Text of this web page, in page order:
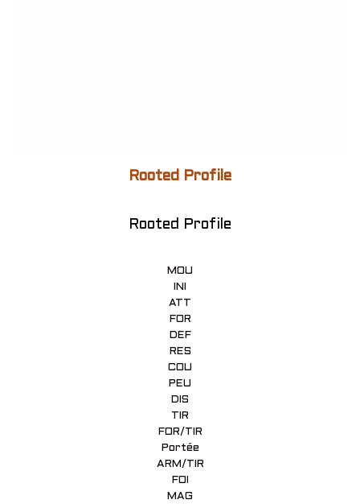
Rooted Profile
Rooted Profile
MOU
INI
ATT
FOR
DEF
RES
COU
PEU
DIS
TIR
FOR/TIR
Portée
ARM/TIR
FOI
MAG